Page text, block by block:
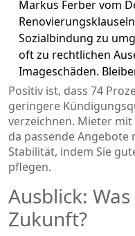
Markus Ferber vom
Sozialbindung zu
oft zu rechtlichen
Imageschäden.
Positiv ist, dass 74
geringere
verzeichnen. Mieter
da passende Angebote
Stabilität, indem Sie
pflegen.
Ausblick:
Zukunft?